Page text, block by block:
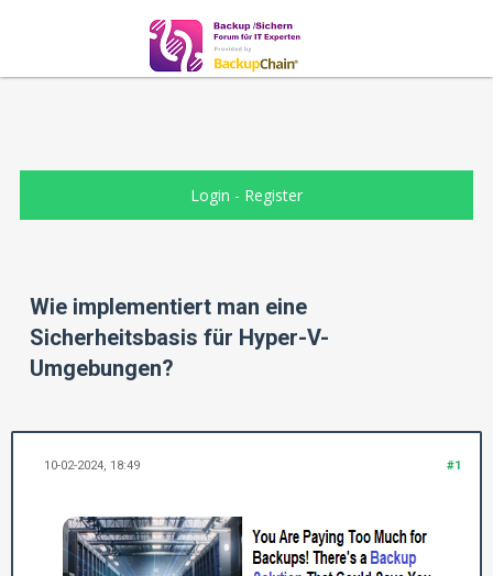
Login - Register
Wie implementiert man eine
Sicherheitsbasis für Hyper-V-
Umgebungen?
#1
10-02-2024, 18:49